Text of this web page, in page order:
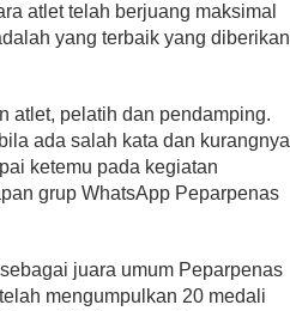
atlet telah berjuang maksimal
yang terbaik yang diberikan
atlet, pelatih dan pendamping.
ada salah kata dan kurangnya
ketemu pada kegiatan
grup WhatsApp Peparpenas
juara umum Peparpenas
mengumpulkan 20 medali